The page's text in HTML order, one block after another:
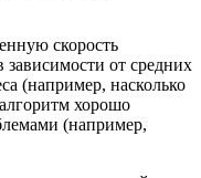
скорость
зависимости от средних
(например, насколько
хорошо
(например,